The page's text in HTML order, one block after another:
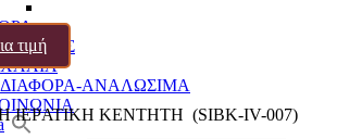
ΕΙΚΟΝΕΣ
ΧΑΛΙΑ
ΔΙΑΦΟΡΑ-ΑΝΑΛΩΣΙΜΑ
τιμή
ΙΕΡATIKH ΚΕΝΤΗΤΗ (SIBK-IV-007)